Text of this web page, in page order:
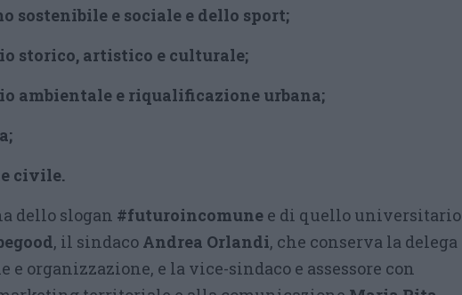
sostenibile e sociale e dello sport;
storico, artistico e culturale;
ambientale e riqualificazione urbana;
civile.
dello slogan #futuroincomune e di quello universitario
, il sindaco Andrea Orlandi, che conserva la delega
e organizzazione, e la vice-sindaco e assessore con